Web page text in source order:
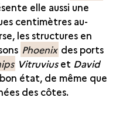
elle aussi une
centimètres au-
les structures en
Phoenix des ports
Vitruviuset David
état, de même que
des côtes.